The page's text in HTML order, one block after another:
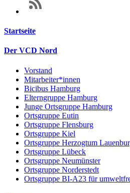
Startseite
Der VCD Nord
Vorstand
Mitarbeiter*innen
Bicibus Hamburg
Elterngruppe Hamburg
Junge Ortsgruppe Hamburg
Ortsgruppe Eutin
Ortsgruppe Flensburg
Ortsgruppe Kiel
Ortsgruppe Herzogtum
Ortsgruppe Lübeck
Ortsgruppe Neumünster
Ortsgruppe Norderstedt
Ortsgruppe BI-A23 für